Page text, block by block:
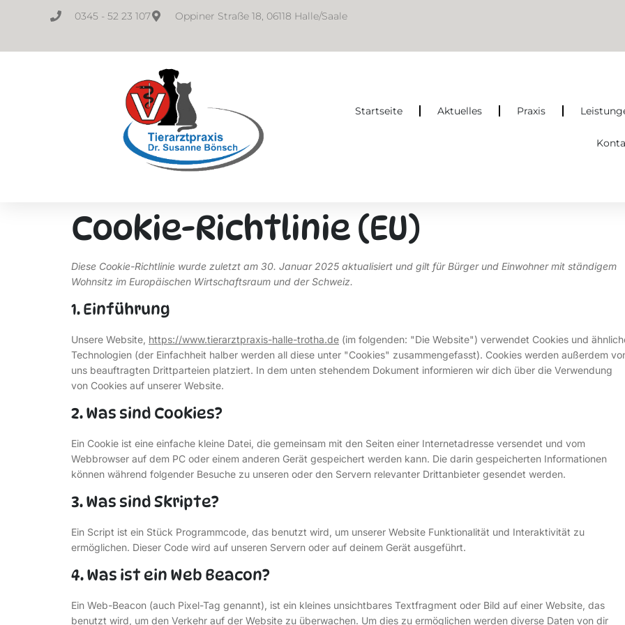
0345 - 52 23 107 Oppiner Straße 18, 06118 Halle/Saale
Startseite Aktuelles Praxis
Cookie-Richtlinie (EU)
Diese Cookie-Richtlinie wurde zuletzt am 30. Januar 2025 aktualisiert und gilt für Bürger und Einwohner mit ständigem
Wohnsitz im Europäischen Wirtschaftsraum und der Schweiz.
1. Einführung
Unsere Website, https://www.tierarztpraxis-halle-trotha.de (im folgenden: "Die Website") verwendet Cookies und
Technologien (der Einfachheit halber werden all diese unter "Cookies" zusammengefasst). Cookies werden außerdem
uns beauftragten Drittparteien platziert. In dem unten stehendem Dokument informieren wir dich über die Verwendung
von Cookies auf unserer Website.
2. Was sind Cookies?
Ein Cookie ist eine einfache kleine Datei, die gemeinsam mit den Seiten einer Internetadresse versendet und vom
Webbrowser auf dem PC oder einem anderen Gerät gespeichert werden kann. Die darin gespeicherten Informationen
können während folgender Besuche zu unseren oder den Servern relevanter Drittanbieter gesendet werden.
3. Was sind Skripte?
Ein Script ist ein Stück Programmcode, das benutzt wird, um unserer Website Funktionalität und Interaktivität zu
ermöglichen. Dieser Code wird auf unseren Servern oder auf deinem Gerät ausgeführt.
4. Was ist ein Web Beacon?
Ein Web-Beacon (auch Pixel-Tag genannt), ist ein kleines unsichtbares Textfragment oder Bild auf einer Website, das
benutzt wird, um den Verkehr auf der Website zu überwachen. Um dies zu ermöglichen werden diverse Daten von dir